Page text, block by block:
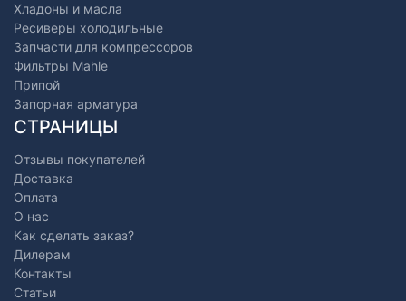
Хладоны и масла
Ресиверы холодильные
Запчасти для компрессоров
Фильтры Mahle
Припой
Запорная арматура
СТРАНИЦЫ
Отзывы покупателей
Доставка
Оплата
О нас
Как сделать заказ?
Дилерам
Контакты
Статьи